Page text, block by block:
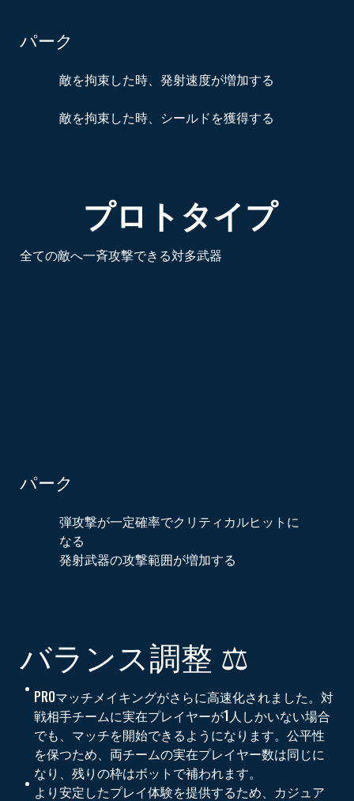
パーク
敵を拘束した時、発射速度が増加する
敵を拘束した時、シールドを獲得する
プロトタイプ
全ての敵へ一斉攻撃できる対多武器
パーク
弾攻撃が一定確率でクリティカルヒットに
なる
発射武器の攻撃範囲が増加する
バランス調整 ⚖️
PROマッチメイキングがさらに高速化されました。対
戦相手チームに実在プレイヤーが1人しかいない場合
でも、マッチを開始できるようになります。公平性
を保つため、両チームの実在プレイヤー数は同じに
なり、残りの枠はボットで補われます。
より安定したプレイ体験を提供するため、カジュア